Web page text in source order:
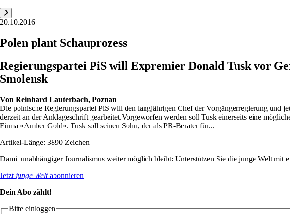
20.10.2016
Polen plant Schauprozess
Regierungspartei PiS will Expremier Donald Tusk vor
Smolensk
Von Reinhard Lauterbach, Poznan
Die polnische Regierungspartei PiS will den langjährigen Chef der Vorgängerregierung
derzeit an der Anklageschrift gearbeitet.Vorgeworfen werden soll Tusk einerseits eine
Firma »Amber Gold«. Tusk soll seinen Sohn, der als PR-Berater für...
Artikel-Länge: 3890 Zeichen
Damit unabhängiger Journalismus weiter möglich bleibt: Unterstützen Sie die junge Welt
Jetzt junge Weltabonnieren
Dein Abo zählt!
Bitte einloggen